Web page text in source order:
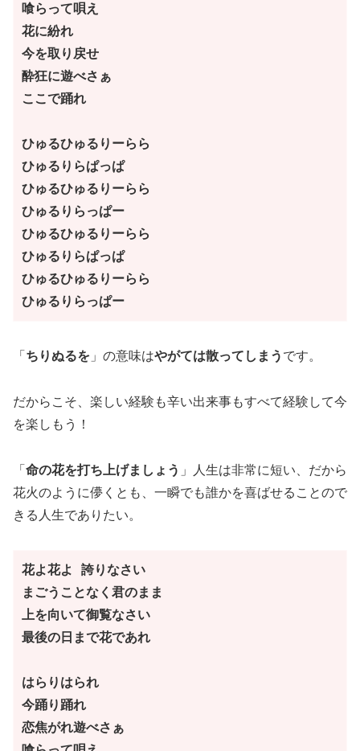
喰らって唄え
花に紛れ
今を取り戻せ
酔狂に遊べさぁ
ここで踊れ
ひゅるひゅるりーらら
ひゅるりらぱっぱ
ひゅるひゅるりーらら
ひゅるりらっぱー
ひゅるひゅるりーらら
ひゅるりらぱっぱ
ひゅるひゅるりーらら
ひゅるりらっぱー
「 ちりぬるを 」の意味はやがては散ってしまう です。
だからこそ、楽しい経験も辛い出来事もすべて経験して今
を楽しもう！
「 命の花を打ち上げましょう 」人生は非常に短い、だから
花火のように儚くとも、一瞬でも誰かを喜ばせることので
きる人生でありたい。
花よ花よ 誇りなさい
まごうことなく君のまま
上を向いて御覧なさい
最後の日まで花であれ
はらりはられ
今踊り踊れ
恋焦がれ遊べさぁ